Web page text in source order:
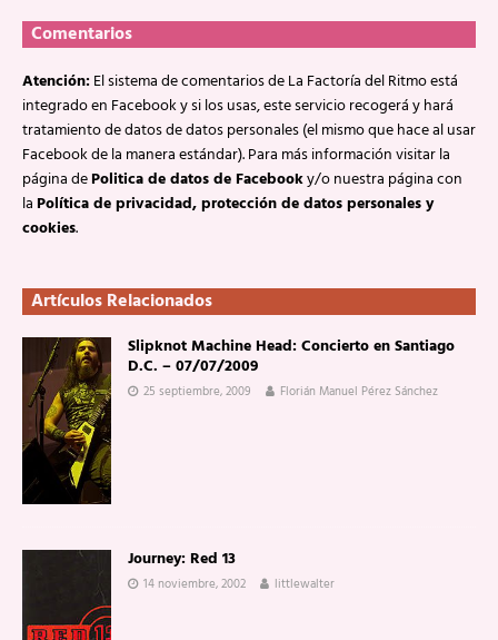
Comentarios
Atención:El sistema de comentarios de La Factoría del Ritmo está
integrado en Facebook y si los usas, este servicio recogerá y hará
tratamiento de datos de datos personales (el mismo que hace al usar
Facebook de la manera estándar). Para más información visitar la
página dePolitica de datos de Facebooky/o nuestra página con
laPolítica de privacidad, protección de datos personales y
cookies.
Artículos Relacionados
Slipknot Machine Head: Concierto en Santiago
D.C. – 07/07/2009
25 septiembre, 2009 Florián Manuel Pérez Sánchez
Journey: Red 13
14 noviembre, 2002 littlewalter